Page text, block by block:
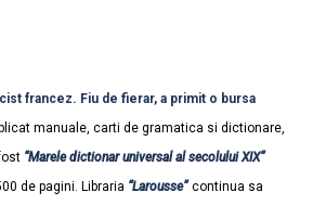
francez. Fiu de fierar, a primit o bursa
manuale, carti de gramatica si dictionare,
“Marele dictionar universal al secolului XIX”
de pagini. Libraria “Larousse” continua sa